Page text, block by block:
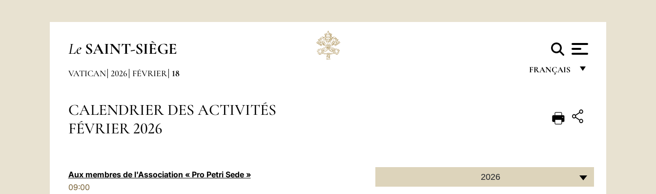
Le SAINT-SIÈGE
FRANÇAIS
ITALIANO
ESPAÑOL
VATICAN 2026 FÉVRIER 18
CALENDRIER DES ACTIVITÉS
FÉVRIER 2026
Aux membres de l'Association « Pro Petri Sede »
09:00
2026